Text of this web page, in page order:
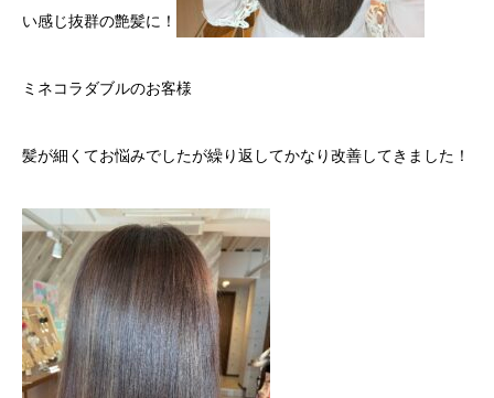
い感じ抜群の艶髪に！
ミネコラダブルのお客様
髪が細くてお悩みでしたが繰り返してかなり改善してきました！